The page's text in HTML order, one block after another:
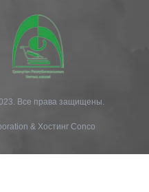
Все права защищены.
& Хостинг Conco